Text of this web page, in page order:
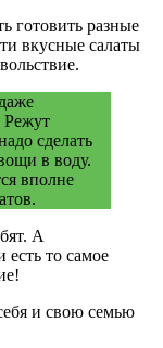
готовить разные
вкусные салаты
Режут
сделать
в воду.
вполне
А
то самое
и свою семью